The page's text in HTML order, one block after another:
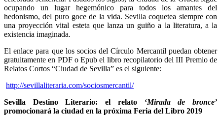
ocupando un lugar hegemónico para todos los amantes del
hedonismo, del puro goce de la vida. Sevilla coquetea siempre con
una proyección vital esteta que lanza un guiño a la literatura, a la
existencia imaginada.
El enlace para que los socios del Círculo Mercantil puedan obtener
gratuitamente en PDF o Epub el libro recopilatorio del III Premio de
Relatos Cortos “Ciudad de Sevilla” es el siguiente:
http://sevillaliteraria.com/sociosmercantil/
Sevilla Destino Literario: el relato ‘Mirada de bronce’
promocionará la ciudad en la próxima Feria del Libro 2019